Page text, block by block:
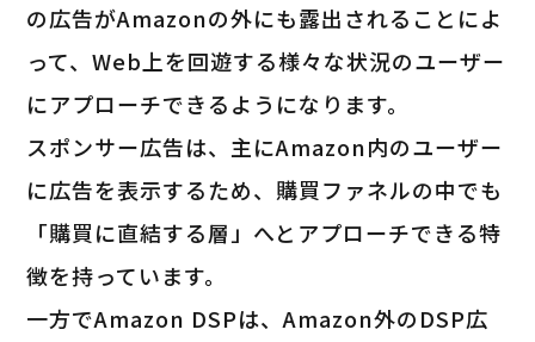
の広告がAmazonの外にも露出されることによ
って、Web上を回遊する様々な状況のユーザー
にアプローチできるようになります。
スポンサー広告は、主にAmazon内のユーザー
に広告を表示するため、購買ファネルの中でも
「購買に直結する層」へとアプローチできる特
徴を持っています。
一方でAmazon DSPは、Amazon外のDSP広